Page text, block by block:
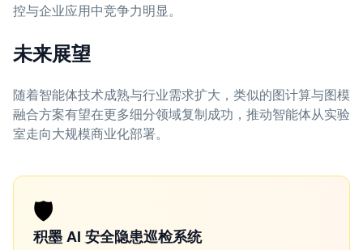
控与企业应用中竞争力明显。
未来展望
随着智能体技术成熟与行业需求扩大，类似的图计算与图模
融合方案有望在更多细分领域复制成功，推动智能体从实验
室走向大规模商业化部署。
🛡️
积墨 AI 安全隐患巡检系统